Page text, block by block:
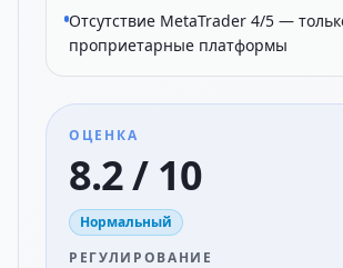
Отсутствие MetaTrader 4/5 —
проприетарные платформы
ОЦЕНКА
8.2 / 10
Нормальный
РЕГУЛИРОВАНИЕ